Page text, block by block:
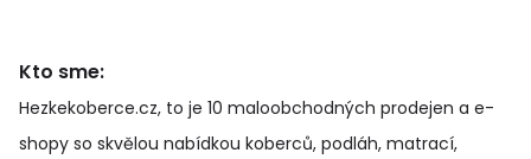
Kto sme:
Hezkekoberce.cz, to je 10 maloobchodných prodejen a e-
shopy so skvělou nabídkou koberců, podláh, matrací,